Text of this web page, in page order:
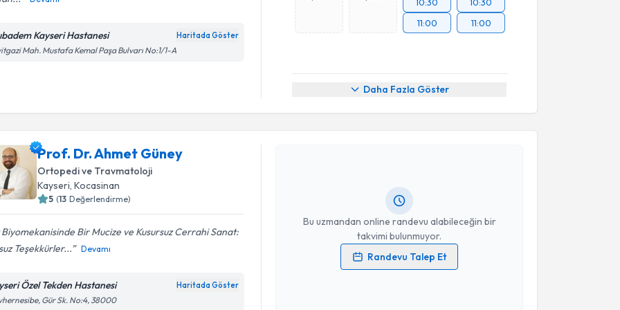
Kayseri Hastanesi Haritada Göster
Mah. Mustafa Kemal Paşa Bulvarı No:1/1-A
11:00
11:00
Daha Fazla Göster
Prof. Dr. Ahmet Güney
Ortopedi ve Travmatoloji
Kayseri, Kocasinan
5 (13 Değerlendirme)
Biyomekanisinde Bir Mucize ve Kusursuz Cerrahi Sanat:
Teşekkürler...
Devamı
Özel Tekden Hastanesi Haritada Göster
Gür Sk. No:4, 38000
Bu uzmandan online randevu alabileceğin bir
takvimi bulunmuyor.
Randevu Talep Et
Randevu Takvimi Talebi
Prof. Dr. Ahmet Güney
Kişisel verilerimin işlenmesine ilişkinAydınlatma Metni